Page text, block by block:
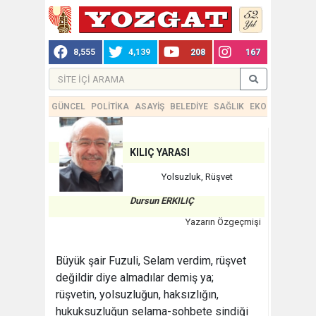
8,555 4,139 208 167
GÜNCEL POLİTİKA ASAYİŞ BELEDİYE SAĞLIK EKONOMİ
KILIÇ YARASI
Yolsuzluk, Rüşvet
Dursun ERKILIÇ
Yazarın Özgeçmişi
Büyük şair Fuzuli, Selam verdim, rüşvet
değildir diye almadılar demiş ya;
rüşvetin, yolsuzluğun, haksızlığın,
hukuksuzluğun selama-sohbete sindiği